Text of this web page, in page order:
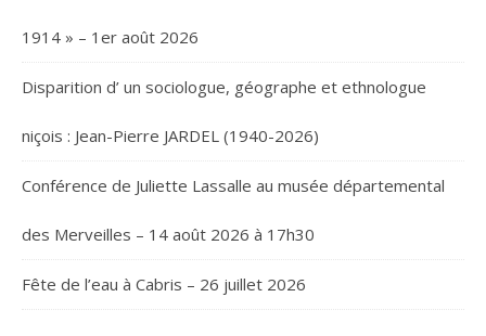
1914 » – 1er août 2026
Disparition d’ un sociologue, géographe et ethnologue
niçois : Jean-Pierre JARDEL (1940-2026)
Conférence de Juliette Lassalle au musée départemental
des Merveilles – 14 août 2026 à 17h30
Fête de l’eau à Cabris – 26 juillet 2026